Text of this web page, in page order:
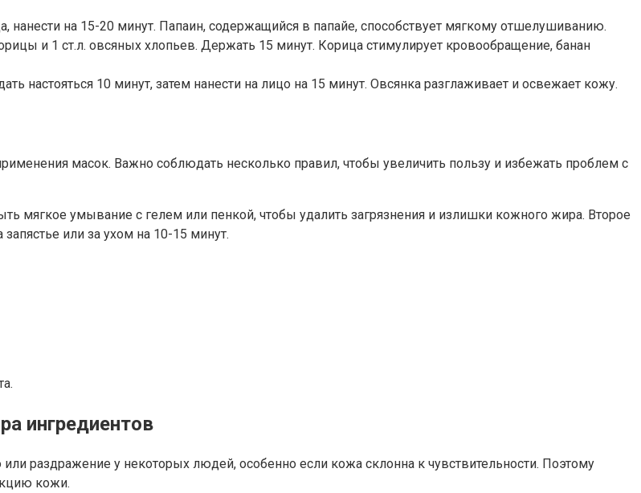
нанести на 15-20 минут. Папаин, содержащийся в папайе, способствует мягкому отшелушиванию.
и 1 ст.л. овсяных хлопьев. Держать 15 минут. Корица стимулирует кровообращение, банан
настояться 10 минут, затем нанести на лицо на 15 минут. Овсянка разглаживает и освежает кожу.
масок. Важно соблюдать несколько правил, чтобы увеличить пользу и избежать проблем с
мягкое умывание с гелем или пенкой, чтобы удалить загрязнения и излишки кожного жира. Второе
или за ухом на 10-15 минут.
ингредиентов
раздражение у некоторых людей, особенно если кожа склонна к чувствительности. Поэтому
кожи.